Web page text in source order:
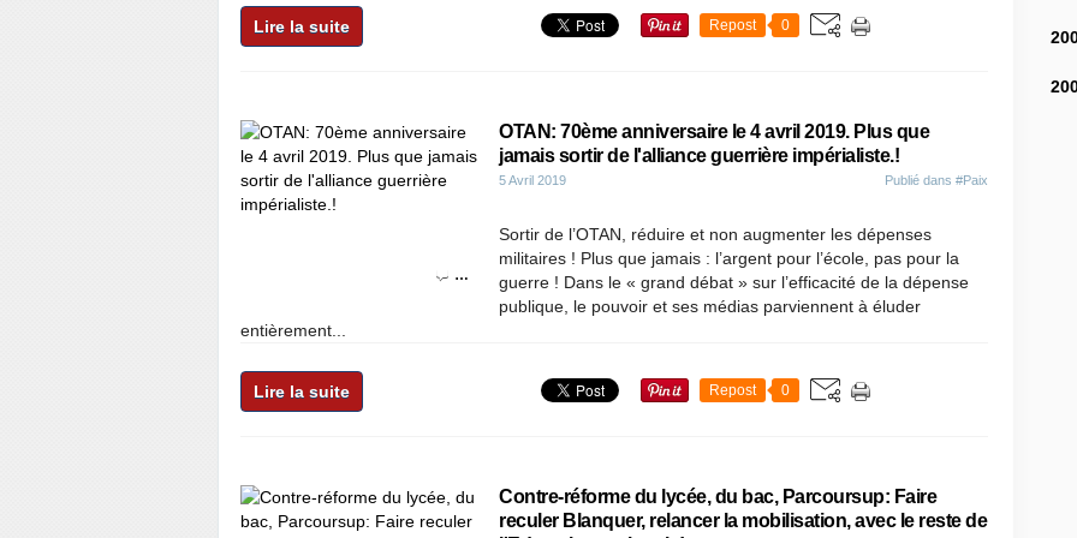
Lire la suite Repost 0
…
OTAN: 70ème anniversaire le 4 avril 2019. Plus que
jamais sortir de l'alliance guerrière impérialiste.!
5 Avril 2019 Publié dans #Paix
Sortir de l’OTAN, réduire et non augmenter les dépenses
militaires ! Plus que jamais : l’argent pour l’école, pas pour la
guerre ! Dans le « grand débat » sur l’efficacité de la dépense
publique, le pouvoir et ses médias parviennent à éluder
entièrement...
Lire la suite Repost 0
Contre-réforme du lycée, du bac, Parcoursup: Faire
reculer Blanquer, relancer la mobilisation, avec le reste de